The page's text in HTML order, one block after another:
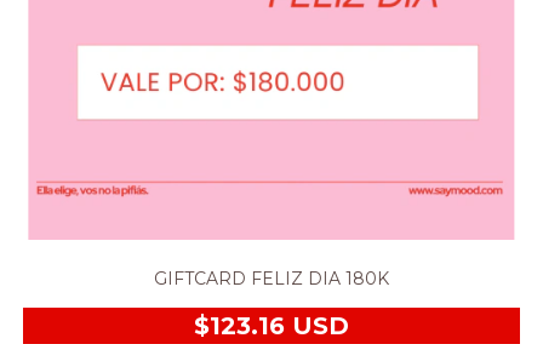
GIFTCARD FELIZ DIA 180K
$123.16 USD